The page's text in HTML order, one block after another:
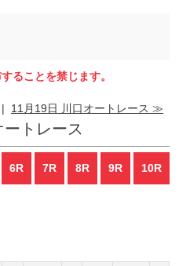
ることを禁じます。
| 11月19日 川口オートレース ≫
トレース
6R 7R 8R 9R 10R